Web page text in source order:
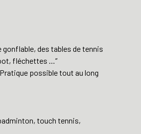
gonflable, des tables de tennis
fléchettes …”
possible tout au long
touch tennis,